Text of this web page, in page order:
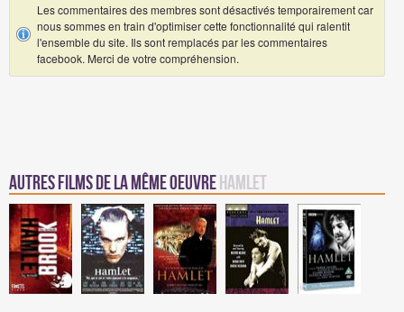
Les commentaires des membres sont désactivés temporairement car
nous sommes en train d'optimiser cette fonctionnalité qui ralentit
l'ensemble du site. Ils sont remplacés par les commentaires
facebook. Merci de votre compréhension.
Autres films de la même oeuvre Hamlet